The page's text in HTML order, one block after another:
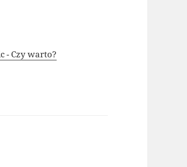
- Czy warto?